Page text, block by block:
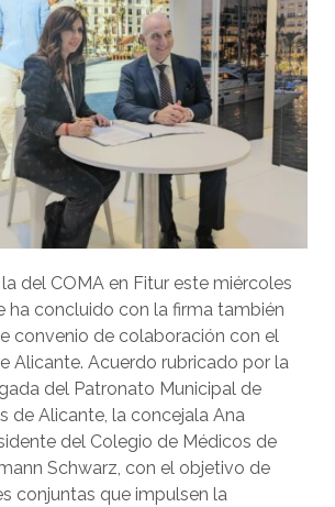
del COMA en Fitur este miércoles
ha concluido con la firma también
convenio de colaboración con el
Alicante. Acuerdo rubricado por la
del Patronato Municipal de
de Alicante, la concejala Ana
del Colegio de Médicos de
Schwarz, con el objetivo de
conjuntas que impulsen la